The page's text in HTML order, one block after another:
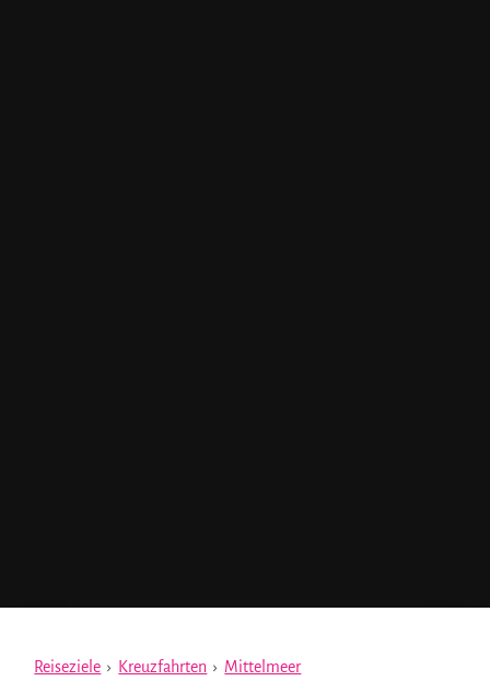
Reiseziele › Kreuzfahrten › Mittelmeer